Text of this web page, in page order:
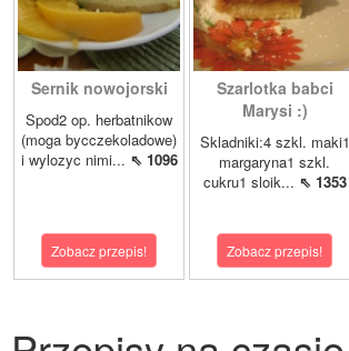
Sernik nowojorski
Spod2 op. herbatnikow
(moga bycczekoladowe)
i wylozyc nimi... ⇖ 1096
Zobacz przepis!
Szarlotka babci
Marysi :)
Skladniki:4 szkl. maki1
margaryna1 szkl.
cukru1 sloik... ⇖ 1353
Zobacz przepis!